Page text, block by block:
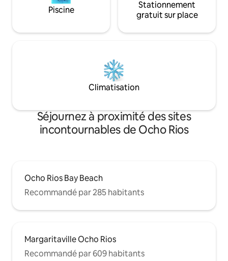
Piscine
Stationnement
gratuit sur place
Climatisation
Séjournez à proximité des sites
incontournables de Ocho Rios
Ocho Rios Bay Beach
Recommandé par 285 habitants
Margaritaville Ocho Rios
Recommandé par 609 habitants